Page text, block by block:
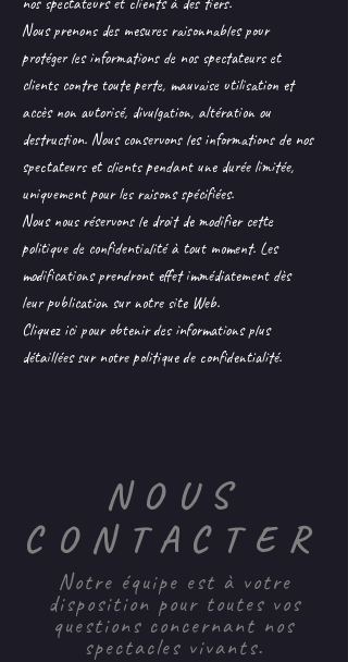
Nous prenons des mesures raisonnables pour
protéger les informations de nos spectateurs et
clients contre toute perte, mauvaise utilisation et
accès non autorisé, divulgation, altération ou
destruction. Nous conservons les informations de nos
spectateurs et clients pendant une durée limitée,
uniquement pour les raisons spécifiées.
Nous nous réservons le droit de modifier cette
politique de confidentialité à tout moment. Les
modifications prendront effet immédiatement dès
leur publication sur notre site Web.
Cliquez ici pour obtenir des informations plus
détaillées sur notre politique de confidentialité.
NOUS
CONTACTER
Notre équipe est à votre
disposition pour toutes vos
questions concernant nos
spectacles vivants.